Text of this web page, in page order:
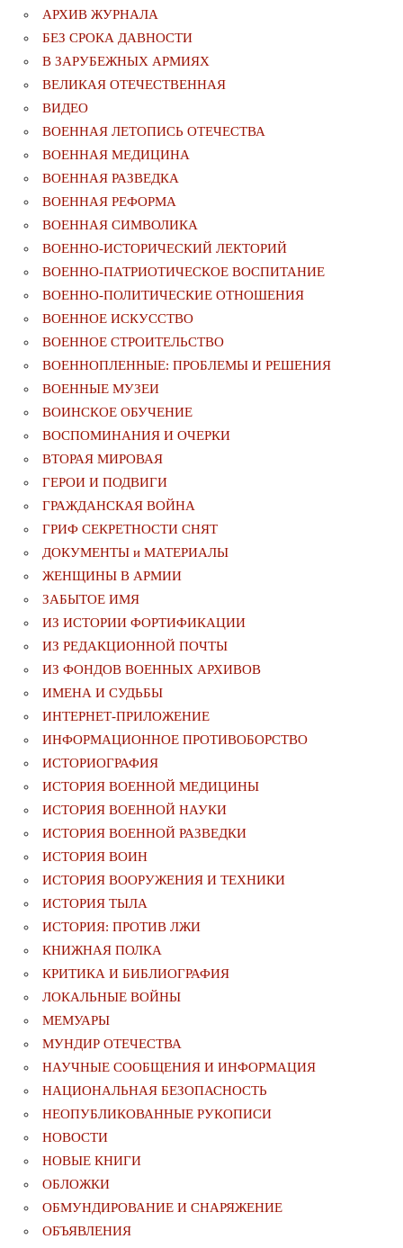
АРХИВ ЖУРНАЛА
БЕЗ СРОКА ДАВНОСТИ
В ЗАРУБЕЖНЫХ АРМИЯХ
ВЕЛИКАЯ ОТЕЧЕСТВЕННАЯ
ВИДЕО
ВОЕННАЯ ЛЕТОПИСЬ ОТЕЧЕСТВА
ВОЕННАЯ МЕДИЦИНА
ВОЕННАЯ РАЗВЕДКА
ВОЕННАЯ РЕФОРМА
ВОЕННАЯ СИМВОЛИКА
ВОЕННО-ИСТОРИЧЕСКИЙ ЛЕКТОРИЙ
ВОЕННО-ПАТРИОТИЧЕСКОЕ ВОСПИТАНИЕ
ВОЕННО-ПОЛИТИЧЕСКИE ОТНОШЕНИЯ
ВОЕННОЕ ИСКУССТВО
ВОЕННОЕ СТРОИТЕЛЬСТВО
ВОЕННОПЛЕННЫЕ: ПРОБЛЕМЫ И РЕШЕНИЯ
ВОЕННЫЕ МУЗЕИ
ВОИНСКОЕ ОБУЧЕНИЕ
ВОСПОМИНАНИЯ И ОЧЕРКИ
ВТОРАЯ МИРОВАЯ
ГЕРОИ И ПОДВИГИ
ГРАЖДАНСКАЯ ВОЙНА
ГРИФ СЕКРЕТНОСТИ СНЯТ
ДОКУМЕНТЫ и МАТЕРИАЛЫ
ЖЕНЩИНЫ В АРМИИ
ЗАБЫТОЕ ИМЯ
ИЗ ИСТОРИИ ФОРТИФИКАЦИИ
ИЗ РЕДАКЦИОННОЙ ПОЧТЫ
ИЗ ФОНДОВ ВОЕННЫХ АРХИВОВ
ИМЕНА И СУДЬБЫ
ИНТЕРНЕТ-ПРИЛОЖЕНИЕ
ИНФОРМАЦИОННОЕ ПРОТИВОБОРСТВО
ИСТОРИОГРАФИЯ
ИСТОРИЯ ВОЕННОЙ МЕДИЦИНЫ
ИСТОРИЯ ВОЕННОЙ НАУКИ
ИСТОРИЯ ВОЕННОЙ РАЗВЕДКИ
ИСТОРИЯ ВОИН
ИСТОРИЯ ВООРУЖЕНИЯ И ТЕХНИКИ
ИСТОРИЯ ТЫЛА
ИСТОРИЯ: ПРОТИВ ЛЖИ
КНИЖНАЯ ПОЛКА
КРИТИКА И БИБЛИОГРАФИЯ
ЛОКАЛЬНЫЕ ВОЙНЫ
МЕМУАРЫ
МУНДИР ОТЕЧЕСТВА
НАУЧНЫЕ СООБЩЕНИЯ И ИНФОРМАЦИЯ
НАЦИОНАЛЬНАЯ БЕЗОПАСНОСТЬ
НЕОПУБЛИКОВАННЫЕ РУКОПИСИ
НОВОСТИ
НОВЫЕ КНИГИ
ОБЛОЖКИ
ОБМУНДИРОВАНИЕ И СНАРЯЖЕНИЕ
ОБЪЯВЛЕНИЯ